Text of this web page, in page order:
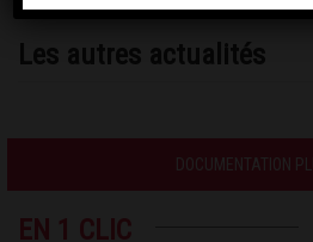
Les autres actualités
DOCUMENTATION PLU
EN 1 CLIC